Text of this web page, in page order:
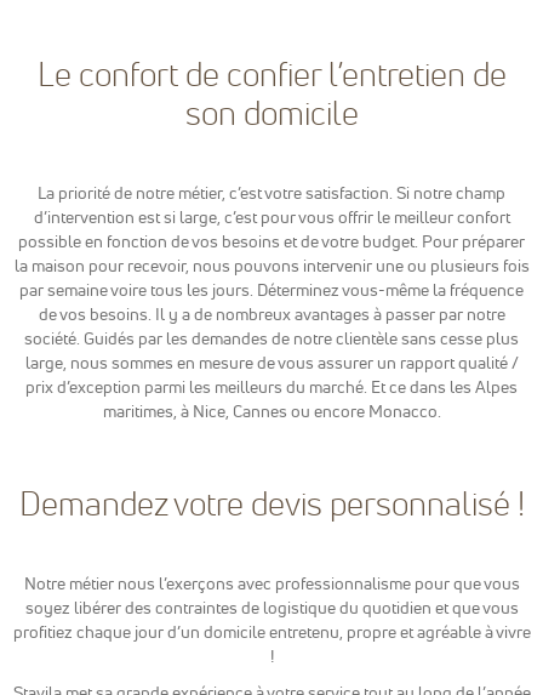
Le confort de confier l’entretien de
son domicile
La priorité de notre métier, c’est votre satisfaction. Si notre champ
d’intervention est si large, c’est pour vous offrir le meilleur confort
possible en fonction de vos besoins et de votre budget. Pour préparer
la maison pour recevoir, nous pouvons intervenir une ou plusieurs fois
par semaine voire tous les jours. Déterminez vous-même la fréquence
de vos besoins. Il y a de nombreux avantages à passer par notre
société. Guidés par les demandes de notre clientèle sans cesse plus
large, nous sommes en mesure de vous assurer un rapport qualité /
prix d’exception parmi les meilleurs du marché. Et ce dans les Alpes
maritimes, à Nice, Cannes ou encore Monacco.
Demandez votre devis personnalisé !
Notre métier nous l’exerçons avec professionnalisme pour que vous
soyez libérer des contraintes de logistique du quotidien et que vous
profitiez chaque jour d’un domicile entretenu, propre et agréable à vivre
!
Experience
Nous utilisons
anti-spam en
renforçant la
sécurité sur
notre
formulaire de
contact et
éviter ainsi le
de notre
formulaire.
Afin de
pouvoir
en fonction
des contenus
vu sur notre